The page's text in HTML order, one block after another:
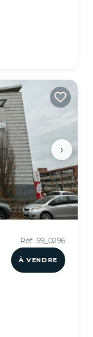
›
Réf. 59_0296
À VENDRE